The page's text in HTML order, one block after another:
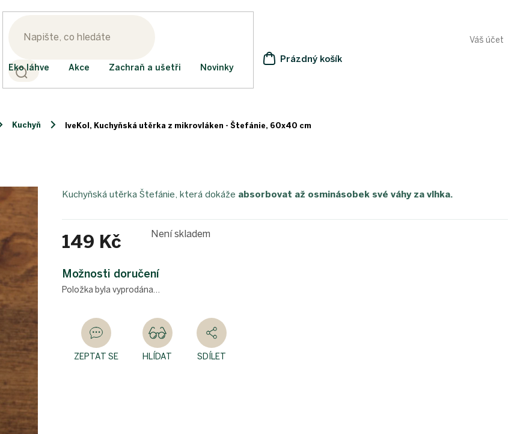
Váš účet
NÁKUPNÍ
Prázdný košík
Eko láhve Akce Zachraň a ušetři Novinky
Kuchyň IveKol, Kuchyňská utěrka z mikrovláken - Štefánie, 60x40 cm
149 Kč
cena:
Není skladem
Možnosti doručení
Položka byla vyprodána…
Kuchyňská utěrka Štefánie, která dokáže absorbovat až osminásobek své váhy za vlhka.
ZEPTAT SE HLÍDAT SDÍLET